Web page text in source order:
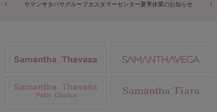
サマンサタバサグループカスタマーセンター夏季休業のお知らせ